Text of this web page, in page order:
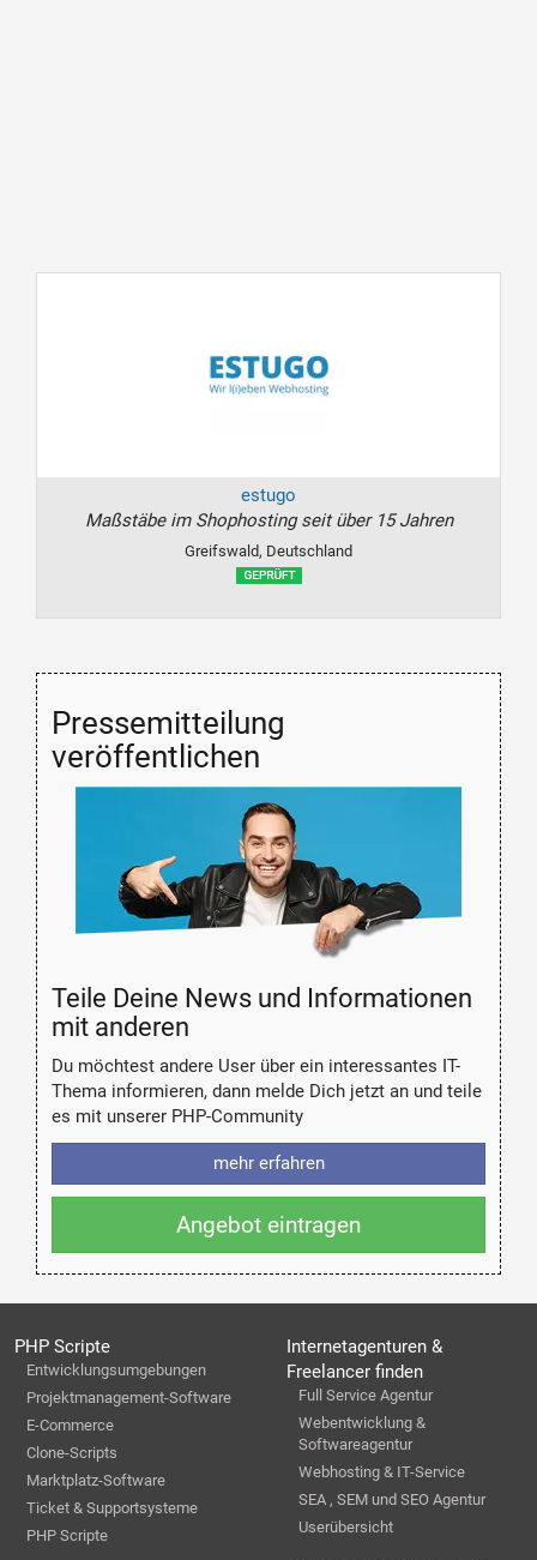
estugo
Maßstäbe im Shophosting seit über 15 Jahren
Greifswald, Deutschland
Pressemitteilung
veröffentlichen
Teile Deine News und Informationen
mit anderen
Du möchtest andere User über ein interessantes IT-
Thema informieren, dann melde Dich jetzt an und teile
es mit unserer PHP-Community
mehr erfahren
Angebot eintragen
PHP Scripte
Entwicklungsumgebungen
Projektmanagement-Software
E-Commerce
Clone-Scripts
Marktplatz-Software
Ticket & Supportsysteme
PHP Scripte
Internetagenturen &
Freelancer finden
Full Service Agentur
Webentwicklung &
Softwareagentur
Webhosting & IT-Service
SEA , SEM und SEO Agentur
Userübersicht